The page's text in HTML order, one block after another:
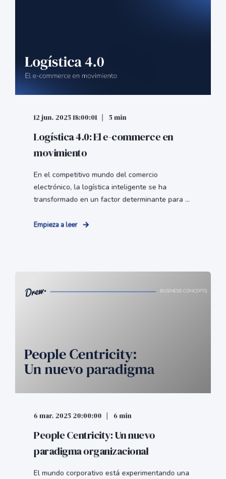
12 jun. 2025 18:00:01 5 min
Logística 4.0: El e-commerce en
movimiento
En el competitivo mundo del comercio
electrónico, la logística inteligente se ha
transformado en un factor determinante para ...
Empieza a leer
6 mar. 2025 20:00:00 6 min
People Centricity: Un nuevo
paradigma organizacional
El mundo corporativo está experimentando una